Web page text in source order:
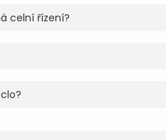
celní řízení?